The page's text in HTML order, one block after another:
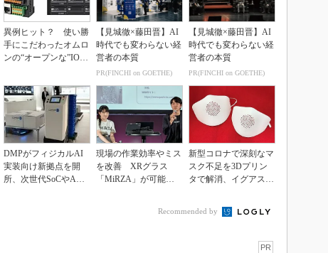
異例ヒット？ 使い勝
手にこだわったオムロ
ンの“オープンな”IO-L
【見城徹×藤田晋】AI
時代でも変わらない経
営者の本質
PR(FINCHI on GOETHE)
【見城徹×藤田晋】AI
時代でも変わらない経
営者の本質
PR(FINCHI on GOETHE)
DMPがフィジカルAI
実装向け新拠点を開
所、次世代SoCやAM
現場の作業効率やミス
を改善 XRグラス
「MiRZA」が可能に
新型コロナで深刻なマ
スク不足を3Dプリン
タで解消、イグアスが
Recommended by
PR